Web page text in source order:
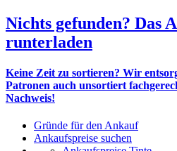
Nichts gefunden? Das
runterladen
Keine Zeit zu sortieren? Wir
Patronen auch unsortiert
Nachweis!
Gründe für den Ankauf
Ankaufspreise suchen